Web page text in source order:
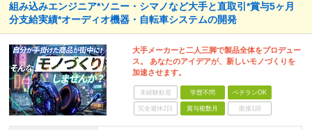
組み込みエンジニア*ソニー・シマノなど大手と直取引*賞与5ヶ月
分支給実績*オーディオ機器・自転車システムの開発
大手メーカーと二人三脚で製品全体をプロデュー
ス。 あなたのアイデアが、新しいモノづくりを
加速させます。
未経験歓迎 学歴不問 ベテランOK
完全週休2日 賞与複数月 面接1回